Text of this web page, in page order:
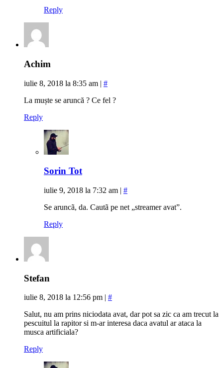
Reply
Achim
iulie 8, 2018 la 8:35 am | #
La muște se aruncă ? Ce fel ?
Reply
Sorin Tot
iulie 9, 2018 la 7:32 am | #
Se aruncã, da. Cautã pe net „streamer avat”.
Reply
Stefan
iulie 8, 2018 la 12:56 pm | #
Salut, nu am prins niciodata avat, dar pot sa zic ca am trecut la
pescuitul la rapitor si m-ar interesa daca avatul ar ataca la
musca artificiala?
Reply